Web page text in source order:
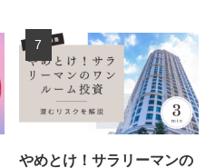
やめとけ！サラリーマンの